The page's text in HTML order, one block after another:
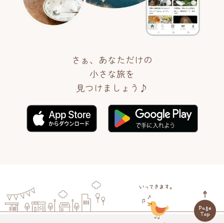
さぁ、あなただけの
小さな旅を
見つけましょう♪